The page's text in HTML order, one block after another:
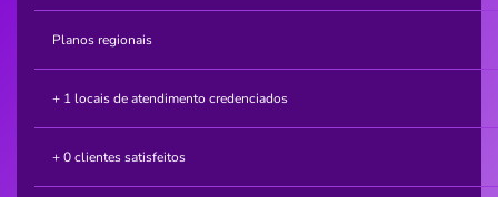
Planos regionais
+ 1 locais de atendimento credenciados
+ 0 clientes satisfeitos